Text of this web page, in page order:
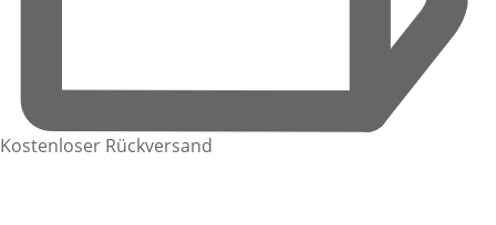
Kostenloser Rückversand